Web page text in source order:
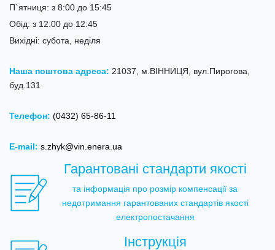
П`ятниця: з 8:00 до 15:45
Обід: з 12:00 до 12:45
Вихідні: субота, неділя
Наша поштова адреса: 21037, м.ВІННИЦЯ, вул.Пирогова,
буд.131
Телефон: (0432) 65-86-11
E-mail: s.zhyk@vin.enera.ua
Гарантовані стандарти якості
та інформація про розмір компенсації за
недотримання гарантованих стандартів якості
електропостачання
Інструкція